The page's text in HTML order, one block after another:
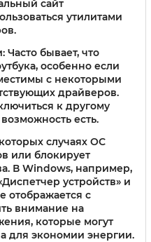
сайт
утилитами
: Часто бывает, что
особенно если
с некоторыми
драйверов.
к другому
есть.
случаях ОС
или блокирует
В Windows, например,
устройств» и
отображается с
внимание на
которые могут
для экономии энергии.